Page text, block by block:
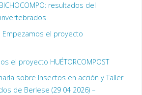
resultados del
Empezamos el proyecto
el proyecto HUÉTORCOMPOST
sobre Insectos en acción y Taller
de Berlese (29 04 2026) –